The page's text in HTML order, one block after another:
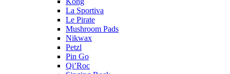
La Sportiva
Le Pirate
Mushroom Pads
Nikwax
Petzl
Pin Go
Qi’Roc